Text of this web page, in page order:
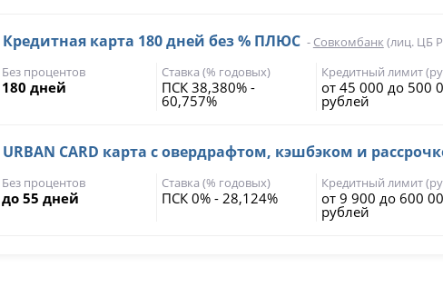
Кредитная карта 180 дней без % ПЛЮС - Совкомбанк (лиц. ЦБ
Без процентов
180 дней
Ставка (% годовых)
ПСК 38,380% -
60,757%
Кредитный лимит
от 45 000 до 500
рублей
URBAN CARD карта с овердрафтом, кэшбэком и
Без процентов
до 55 дней
Ставка (% годовых)
ПСК 0% - 28,124%
Кредитный лимит
от 9 900 до 600
рублей